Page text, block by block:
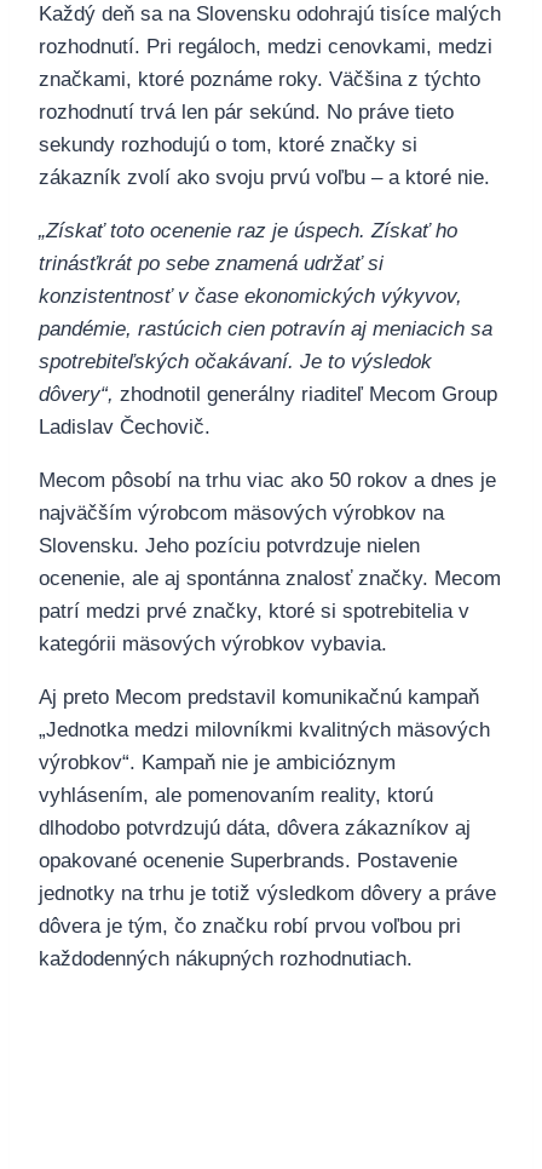
Každý deň sa na Slovensku odohrajú tisíce malých
rozhodnutí. Pri regáloch, medzi cenovkami, medzi
značkami, ktoré poznáme roky. Väčšina z týchto
rozhodnutí trvá len pár sekúnd. No práve tieto
sekundy rozhodujú o tom, ktoré značky si
zákazník zvolí ako svoju prvú voľbu – a ktoré nie.
„Získať toto ocenenie raz je úspech. Získať ho
trinásťkrát po sebe znamená udržať si
konzistentnosť v čase ekonomických výkyvov,
pandémie, rastúcich cien potravín aj meniacich sa
spotrebiteľských očakávaní. Je to výsledok
dôvery“, zhodnotil generálny riaditeľ Mecom Group
Ladislav Čechovič.
Mecom pôsobí na trhu viac ako 50 rokov a dnes je
najväčším výrobcom mäsových výrobkov na
Slovensku. Jeho pozíciu potvrdzuje nielen
ocenenie, ale aj spontánna znalosť značky. Mecom
patrí medzi prvé značky, ktoré si spotrebitelia v
kategórii mäsových výrobkov vybavia.
Aj preto Mecom predstavil komunikačnú kampaň
„Jednotka medzi milovníkmi kvalitných mäsových
výrobkov“. Kampaň nie je ambicióznym
vyhlásením, ale pomenovaním reality, ktorú
dlhodobo potvrdzujú dáta, dôvera zákazníkov aj
opakované ocenenie Superbrands. Postavenie
jednotky na trhu je totiž výsledkom dôvery a práve
dôvera je tým, čo značku robí prvou voľbou pri
každodenných nákupných rozhodnutiach.